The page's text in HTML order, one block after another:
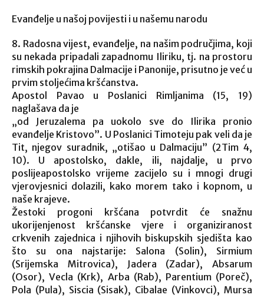
Evanđelje u našoj povijesti i u našemu narodu
8. Radosna vijest, evanđelje, na našim područjima, koji
su nekada pripadali zapadnomu Iliriku, tj. na prostoru
rimskih pokrajina Dalmacije i Panonije, prisutno je već u
prvim stoljećima kršćanstva.
Apostol Pavao u Poslanici Rimljanima (15, 19)
naglašava da je
„od Jeruzalema pa uokolo sve do Ilirika pronio
evanđelje Kristovo”. U Poslanici Timoteju pak veli da je
Tit, njegov suradnik, „otišao u Dalmaciju” (2Tim 4,
10). U apostolsko, dakle, ili, najdalje, u prvo
poslijeapostolsko vrijeme zacijelo su i mnogi drugi
vjerovjesnici dolazili, kako morem tako i kopnom, u
naše krajeve.
Žestoki progoni kršćana potvrdit će snažnu
ukorijenjenost kršćanske vjere i organiziranost
crkvenih zajednica i njihovih biskupskih sjedišta kao
što su ona najstarije: Salona (Solin), Sirmium
(Srijemska Mitrovica), Jadera (Zadar), Absarum
(Osor), Vecla (Krk), Arba (Rab), Parentium (Poreč),
Pola (Pula), Siscia (Sisak), Cibalae (Vinkovci), Mursa